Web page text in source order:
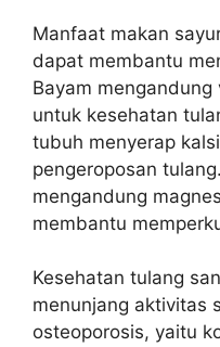
Manfaat makan
dapat membantu
Bayam
untuk kesehatan
tubuh menyerap
pengeroposan
mengandung
membantu
Kesehatan tulang
menunjang aktivitas
osteoporosis, yaitu